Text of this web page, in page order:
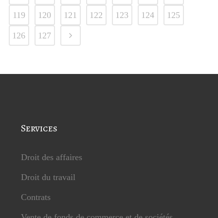
119 120 121 122 123 124 125
126 127
Services
Droit des affaires
Droit du travail
Contrats